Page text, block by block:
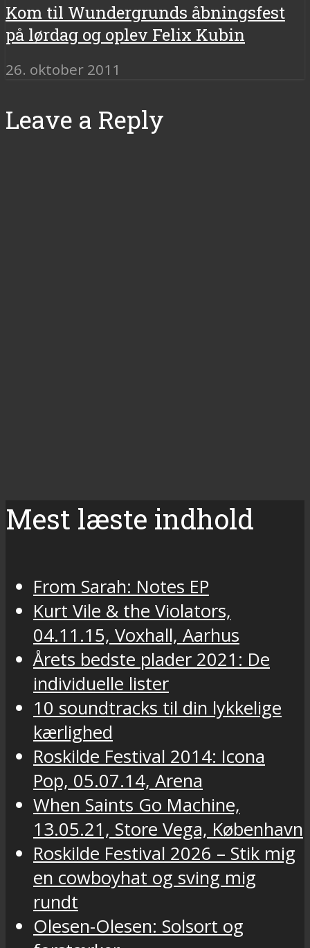
Kom til Wundergrunds åbningsfest
på lørdag og oplev Felix Kubin
26. oktober 2011
Leave a Reply
Mest læste indhold
From Sarah: Notes EP
Kurt Vile & the Violators,
04.11.15, Voxhall, Aarhus
Årets bedste plader 2021: De
individuelle lister
10 soundtracks til din lykkelige
kærlighed
Roskilde Festival 2014: Icona
Pop, 05.07.14, Arena
When Saints Go Machine,
13.05.21, Store Vega, København
Roskilde Festival 2026 – Stik mig
en cowboyhat og sving mig
rundt
Olesen-Olesen: Solsort og